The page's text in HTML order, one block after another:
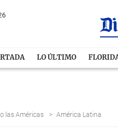
LO ÚLTIMO
las Américas > América Latina